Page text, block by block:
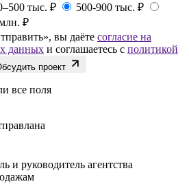
тыс. ₽
500-900 тыс. ₽
₽
вы даёте согласие на
данных и соглашаетесь с политикой
проект
все поля
и руководитель агентства